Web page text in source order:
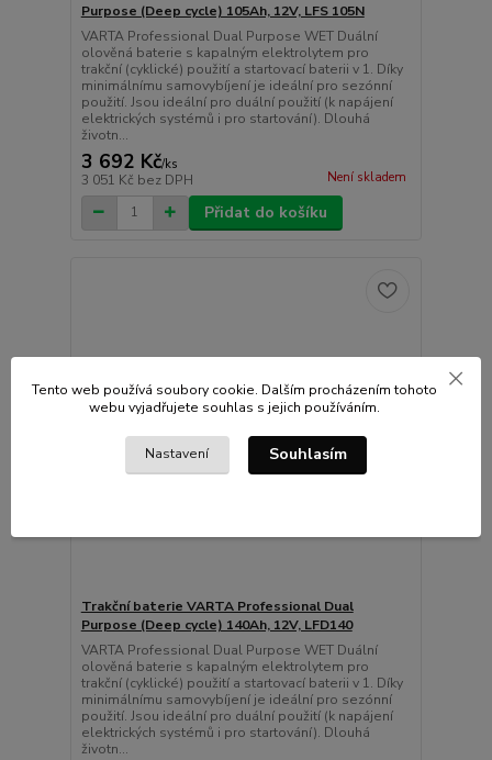
Purpose (Deep cycle) 105Ah, 12V, LFS 105N
VARTA Professional Dual Purpose WET Duální
olověná baterie s kapalným elektrolytem pro
trakční (cyklické) použití a startovací baterii v 1. Díky
minimálnímu samovybíjení je ideální pro sezónní
použití. Jsou ideální pro duální použití (k napájení
elektrických systémů i pro startování). Dlouhá
životn...
3 692 Kč/ks
3 051 Kč bez DPH Není skladem
Přidat do košíku
Trakční baterie VARTA Professional Dual
Purpose (Deep cycle) 140Ah, 12V, LFD140
VARTA Professional Dual Purpose WET Duální
olověná baterie s kapalným elektrolytem pro
trakční (cyklické) použití a startovací baterii v 1. Díky
minimálnímu samovybíjení je ideální pro sezónní
použití. Jsou ideální pro duální použití (k napájení
elektrických systémů i pro startování). Dlouhá
životn...
Tento web používá soubory cookie. Dalším procházením tohoto
webu vyjadřujete souhlas s jejich používáním.
Nastavení Souhlasím